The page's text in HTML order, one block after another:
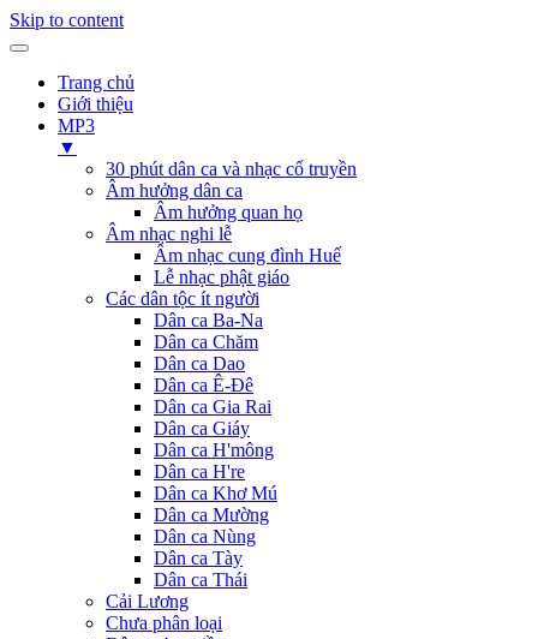
Skip to content
Trang chủ
Giới thiệu
MP3
▼
30 phút dân ca và nhạc cổ truyền
Âm hưởng dân ca
Âm hưởng quan họ
Âm nhạc nghi lễ
Âm nhạc cung đình Huế
Lễ nhạc phật giáo
Các dân tộc ít người
Dân ca Ba-Na
Dân ca Chăm
Dân ca Dao
Dân ca Ê-Đê
Dân ca Gia Rai
Dân ca Giáy
Dân ca H'mông
Dân ca H're
Dân ca Khơ Mú
Dân ca Mường
Dân ca Nùng
Dân ca Tày
Dân ca Thái
Cải Lương
Chưa phân loại